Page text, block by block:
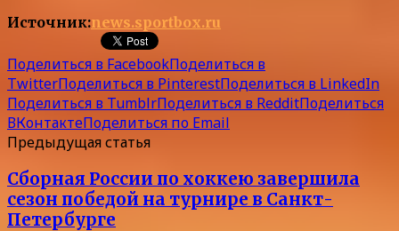
Источник:news.sportbox.ru
Поделиться в FacebookПоделиться в
TwitterПоделиться в PinterestПоделиться в LinkedIn
Поделиться в TumblrПоделиться в RedditПоделиться
ВКонтактеПоделиться по Email
Предыдущая статья
Сборная России по хоккею завершила
сезон победой на турнире в Санкт-
Петербурге